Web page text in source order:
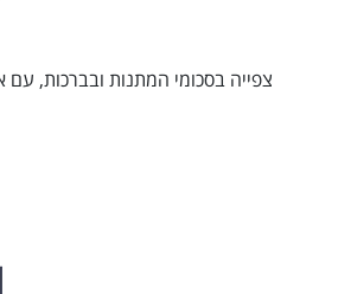
צפייה בסכומי המתנות ובברכות, עם